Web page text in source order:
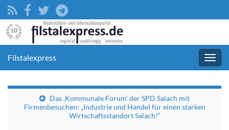
Filstalexpress
Das ‚Kommunale Forum‘ der SPD Salach mit
Firmenbesuchen: „Industrie und Handel für einen starken
Wirtschaftsstandort Salach!“